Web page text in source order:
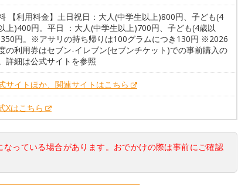
【利用料金】土日祝日：大人(中学生以上)800円、子ども(4
上)400円。平日 ：大人(中学生以上)700円、子ども(4歳以
円。※アサリの持ち帰りは100グラムにつき130円 ※2026
の利用券はセブン-イレブン(セブンチケット)での事前購入の
詳細は公式サイトを参照
サイトほか、関連サイトはこちら
Xはこちら
っている場合があります。おでかけの際は事前にご確認